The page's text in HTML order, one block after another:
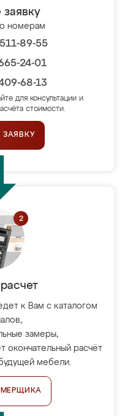
заявку
номерам
89-55
24-01
68-13
для консультации и
стоимости.
ЗАЯВКУ
к Вам с каталогом
замеры,
окончательный расчёт
мебели.